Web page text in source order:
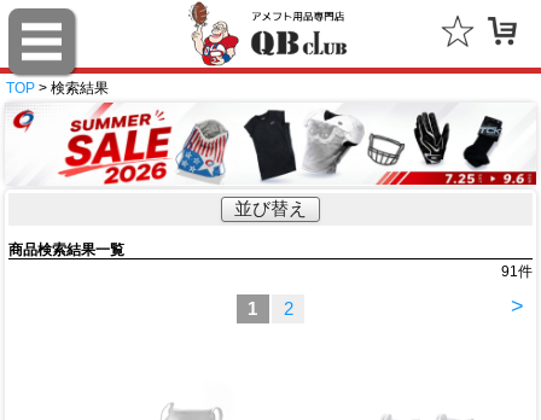
TOP > 検索結果
並び替え
商品検索結果一覧
91 件
>
1 2